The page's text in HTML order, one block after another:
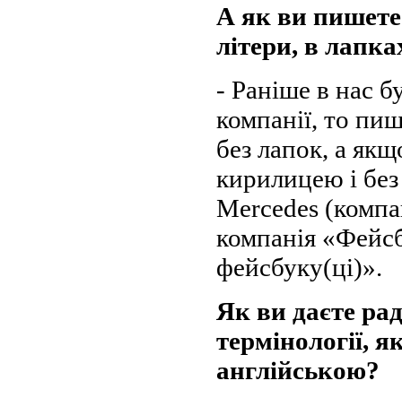
А як ви пишете
літери, в
- Раніше в нас
компанії, то
без лапок, а
кирилицею і
Mercedes
компанія
фейсбуку(ці)».
Як ви даєте
термінології,
англійською?